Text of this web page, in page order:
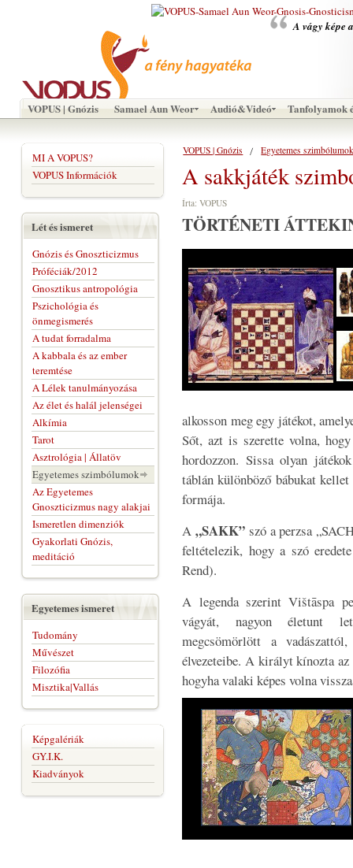
A vágy képe
VOPUS | Gnózis Samael Aun Weor Audió&Videó Tanfolyamok
VOPUS | Gnózis Egyetemes
A sakkjáték
Írta: VOPUS
TÖRTÉNETI
alkosson meg egy játékot,
Sőt, azt is szerette volna,
hordozzon. Sissa olyan
táblán különböző bábukat
formája.
A„SAKK” szó a perzsa
feltételezik, hogy a szó
Rend).
A legenda szerint Vištāspa
vágyát, nagyon életunt
megcsömörlött a
élvezeteibe. A királyt kínozta
hogyha valaki képes volna
MI A VOPUS?
VOPUS Információk
Lét és ismeret
Gnózis és Gnoszticizmus
Próféciák/2012
Gnosztikus antropológia
Pszichológia és
önmegismerés
A tudat forradalma
A kabbala és az ember
teremtése
A Lélek tanulmányozása
Az élet és halál jelenségei
Alkímia
Tarot
Asztrológia | Állatöv
Egyetemes szimbólumok
Az Egyetemes
Gnoszticizmus nagy alakjai
Ismeretlen dimenziók
Gyakorlati Gnózis,
meditáció
Egyetemes ismeret
Tudomány
Művészet
Filozófia
Misztika|Vallás
Képgalériák
GY.I.K.
Kiadványok